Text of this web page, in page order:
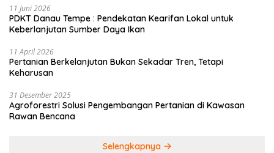
11 Juni 2026
PDKT Danau Tempe : Pendekatan Kearifan Lokal untuk
Keberlanjutan Sumber Daya Ikan
11 April 2026
Pertanian Berkelanjutan Bukan Sekadar Tren, Tetapi
Keharusan
31 Desember 2025
Agroforestri Solusi Pengembangan Pertanian di Kawasan
Rawan Bencana
Selengkapnya